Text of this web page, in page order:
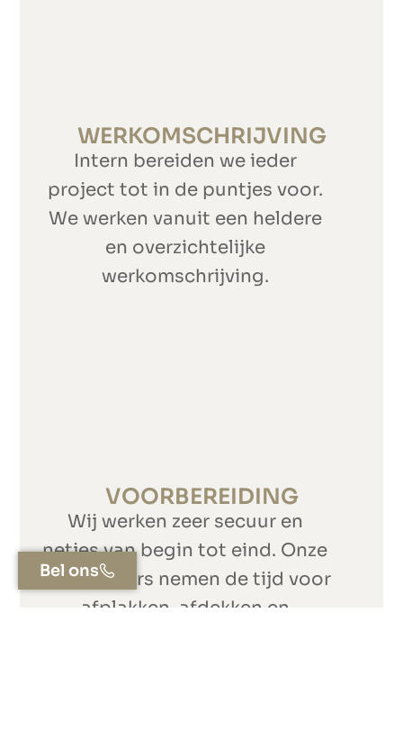
WERKOMSCHRIJVING
Intern bereiden we ieder
project tot in de puntjes voor.
We werken vanuit een heldere
en overzichtelijke
werkomschrijving.
VOORBEREIDING
Wij werken zeer secuur en
netjes van begin tot eind. Onze
vakschilders nemen de tijd voor
afplakken, afdekken en
Bel ons